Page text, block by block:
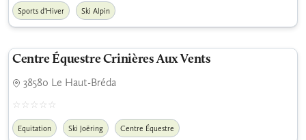
Sports d'Hiver Ski Alpin
Centre Équestre Crinières Aux Vents
38580 Le Haut-Bréda
Equitation Ski Joëring Centre Équestre